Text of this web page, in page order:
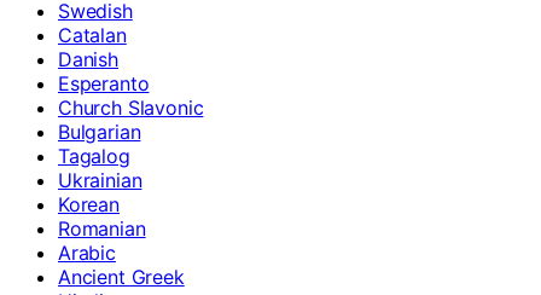
Swedish
Catalan
Danish
Esperanto
Church Slavonic
Bulgarian
Tagalog
Ukrainian
Korean
Romanian
Arabic
Ancient Greek